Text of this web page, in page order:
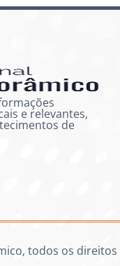
e relevantes,
de
todos os